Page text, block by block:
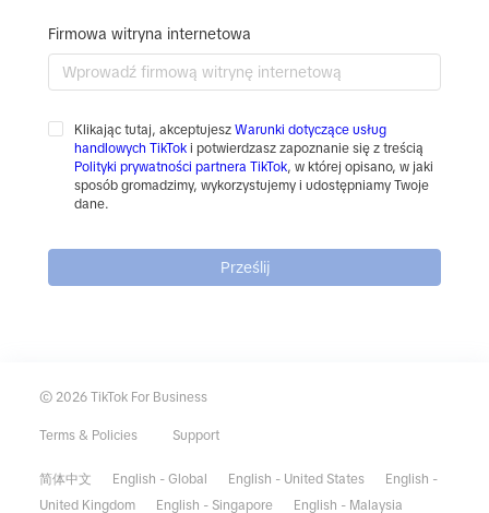
Firmowa witryna internetowa
Klikając tutaj, akceptujesz Warunki dotyczące usług
handlowych TikTok i potwierdzasz zapoznanie się z treścią
Polityki prywatności partnera TikTok, w której opisano, w jaki
sposób gromadzimy, wykorzystujemy i udostępniamy Twoje
dane.
Prześlij
© 2026 TikTok For Business
Terms & Policies Support
简体中文 English - Global English - United States
English -
United Kingdom
English - Singapore English - Malaysia